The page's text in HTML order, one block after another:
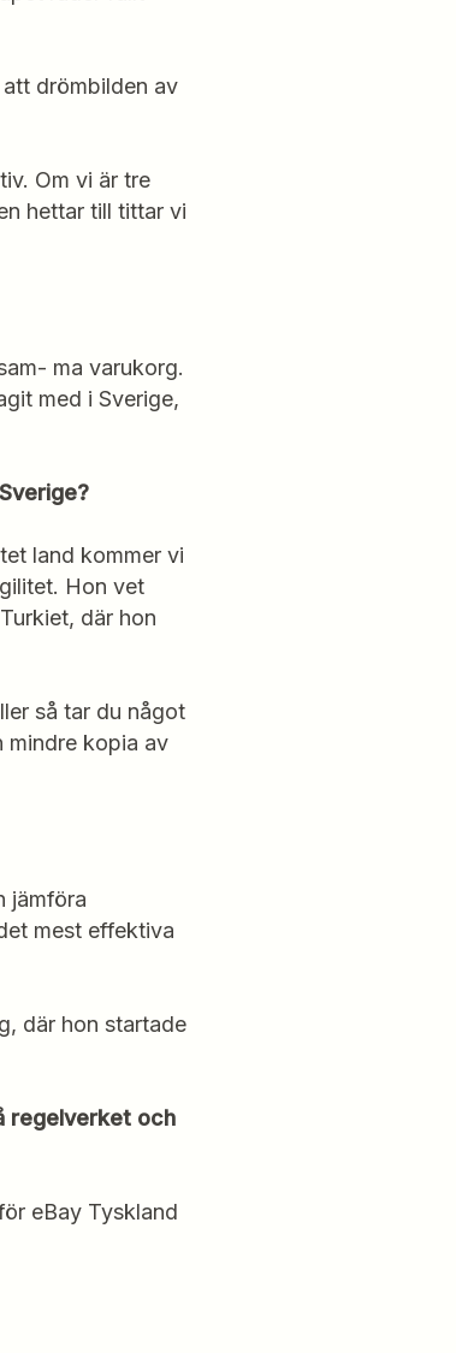
drömbilden av
Om vi är tre
hettar till tittar vi
ma varukorg.
med i Sverige,
land kommer vi
Hon vet
där hon
så tar du något
mindre kopia av
jämföra
mest effektiva
där hon startade
regelverket och
eBay Tyskland